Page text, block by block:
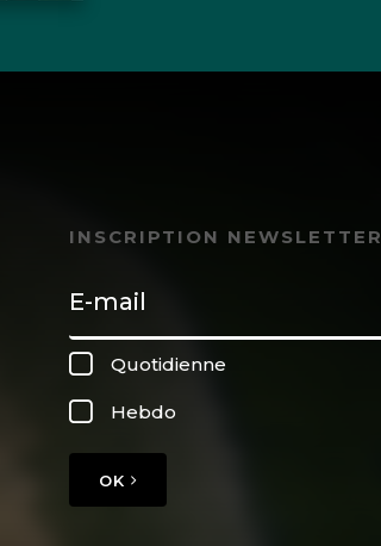
INSCRIPTION NEWSLETTER
Quotidienne
Hebdo
OK